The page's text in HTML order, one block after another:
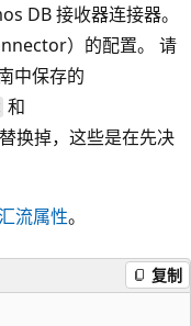
DB 接收器连接器。
）的配置。 请
中保存的
和
换掉，这些是在先决
汇流属性。
复制